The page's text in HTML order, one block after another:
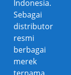
Indonesia.
Sebagai
distributor
resmi
berbagai
merek